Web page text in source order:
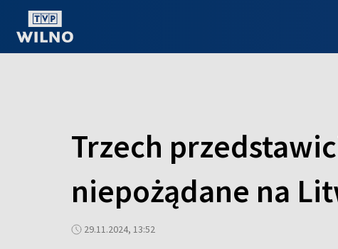
Trzech
niepożądane na
29.11.2024, 13:52